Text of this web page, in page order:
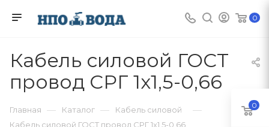
0
Кабель силовой ГОСТ
провод СРГ 1х1,5-0,66
Главная — Каталог — Кабель силовой —
Кабель силовой ГОСТ провод СРГ 1х1,5-0,66
0